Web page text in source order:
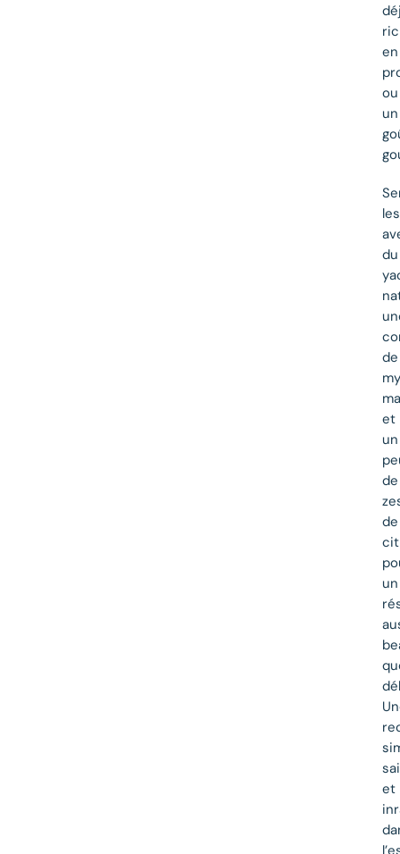
en
ou
un
les
du
de
et
un
de
de
un
et